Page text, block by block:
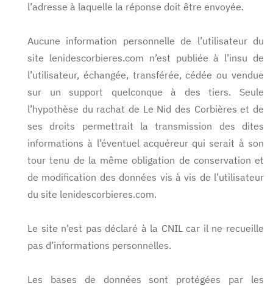
l’adresse à laquelle la réponse doit être envoyée.
Aucune information personnelle de l’utilisateur du
site lenidescorbieres.com n’est publiée à l’insu de
l’utilisateur, échangée, transférée, cédée ou vendue
sur un support quelconque à des tiers. Seule
l’hypothèse du rachat de Le Nid des Corbières et de
ses droits permettrait la transmission des dites
informations à l’éventuel acquéreur qui serait à son
tour tenu de la même obligation de conservation et
de modification des données vis à vis de l’utilisateur
du site lenidescorbieres.com.
Le site n’est pas déclaré à la CNIL car il ne recueille
pas d’informations personnelles.
Les bases de données sont protégées par les